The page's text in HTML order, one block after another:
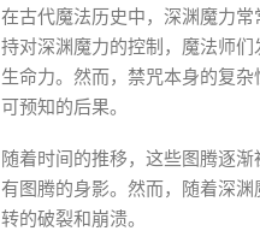
在古代魔法历史中，深渊魔力
持对深渊魔力的控制，魔法师
生命力。然而，禁咒本身的复
可预知的后果。
随着时间的推移，这些图腾逐
有图腾的身影。然而，随着深
转的破裂和崩溃。